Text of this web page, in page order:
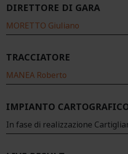
DIRETTORE DI GARA
MORETTO Giuliano
TRACCIATORE
MANEA Roberto
IMPIANTO
In fase di realizzazione